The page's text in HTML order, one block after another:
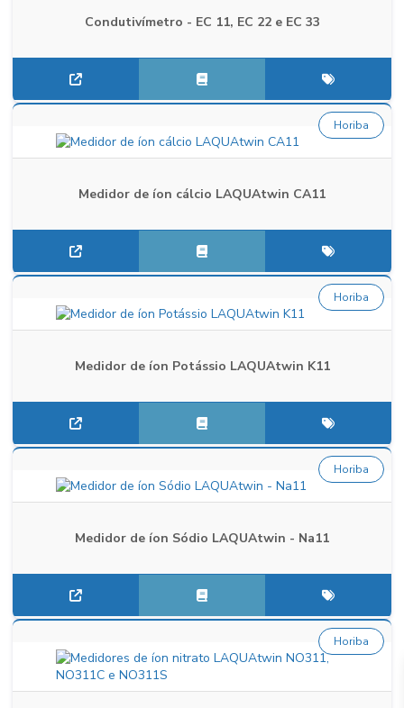
Condutivímetro - EC 11, EC 22 e EC 33
Medidor de íon cálcio LAQUAtwin CA11
Horiba
Medidor de íon Potássio LAQUAtwin K11
Horiba
Medidor de íon Sódio LAQUAtwin - Na11
Horiba
Horiba